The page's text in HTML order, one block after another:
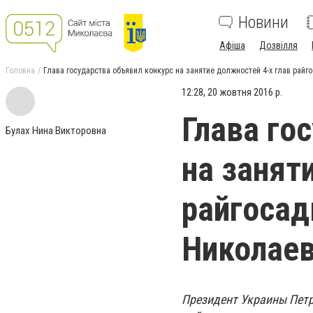
Новини
Афіша Дозвілля
Головна Глава государства объявил конкурс на занятие должностей 4-х глав
Булах Нина Викторовна
12:28, 20 жовтня 2016 р.
Глава
на
Президент Украины